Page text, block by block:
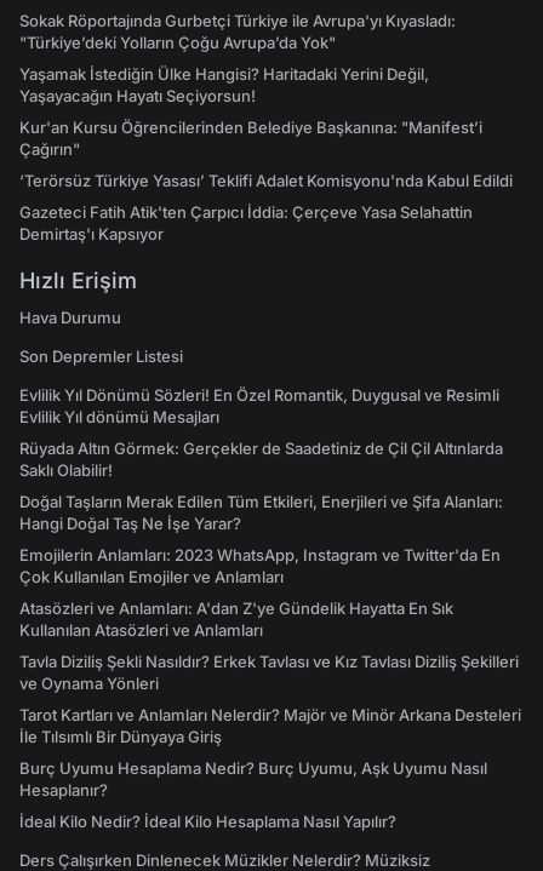
Sokak Röportajında Gurbetçi Türkiye ile Avrupa'yı Kıyasladı:
"Türkiye’deki Yolların Çoğu Avrupa’da Yok"
Yaşamak İstediğin Ülke Hangisi? Haritadaki Yerini Değil,
Yaşayacağın Hayatı Seçiyorsun!
Kur'an Kursu Öğrencilerinden Belediye Başkanına: "Manifest’i
Çağırın"
‘Terörsüz Türkiye Yasası’ Teklifi Adalet Komisyonu'nda Kabul Edildi
Gazeteci Fatih Atik'ten Çarpıcı İddia: Çerçeve Yasa Selahattin
Demirtaş'ı Kapsıyor
Hızlı Erişim
Hava Durumu
Son Depremler Listesi
Evlilik Yıl Dönümü Sözleri! En Özel Romantik, Duygusal ve Resimli
Evlilik Yıl dönümü Mesajları
Rüyada Altın Görmek: Gerçekler de Saadetiniz de Çil Çil Altınlarda
Saklı Olabilir!
Doğal Taşların Merak Edilen Tüm Etkileri, Enerjileri ve Şifa Alanları:
Hangi Doğal Taş Ne İşe Yarar?
Emojilerin Anlamları: 2023 WhatsApp, Instagram ve Twitter'da En
Çok Kullanılan Emojiler ve Anlamları
Atasözleri ve Anlamları: A'dan Z'ye Gündelik Hayatta En Sık
Kullanılan Atasözleri ve Anlamları
Tavla Diziliş Şekli Nasıldır? Erkek Tavlası ve Kız Tavlası Diziliş Şekilleri
ve Oynama Yönleri
Tarot Kartları ve Anlamları Nelerdir? Majör ve Minör Arkana Desteleri
İle Tılsımlı Bir Dünyaya Giriş
Burç Uyumu Hesaplama Nedir? Burç Uyumu, Aşk Uyumu Nasıl
Hesaplanır?
İdeal Kilo Nedir? İdeal Kilo Hesaplama Nasıl Yapılır?
Ders Çalışırken Dinlenecek Müzikler Nelerdir? Müziksiz